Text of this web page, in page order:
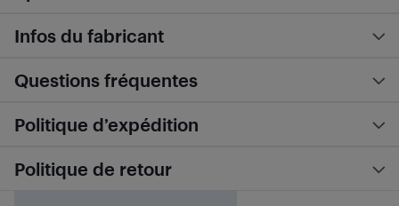
Infos du fabricant
Questions fréquentes
Politique d’expédition
Politique de retour